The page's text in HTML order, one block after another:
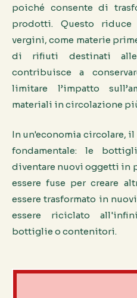
poiché consente di
prodotti. Questo
vergini, come materie
di rifiuti destinati
contribuisce a
limitare l’impatto
materiali in circolazione
In un'economia circolare,
fondamentale: le
diventare nuovi oggetti in
essere fuse per creare
essere trasformato in
essere riciclato
bottiglie o contenitori.